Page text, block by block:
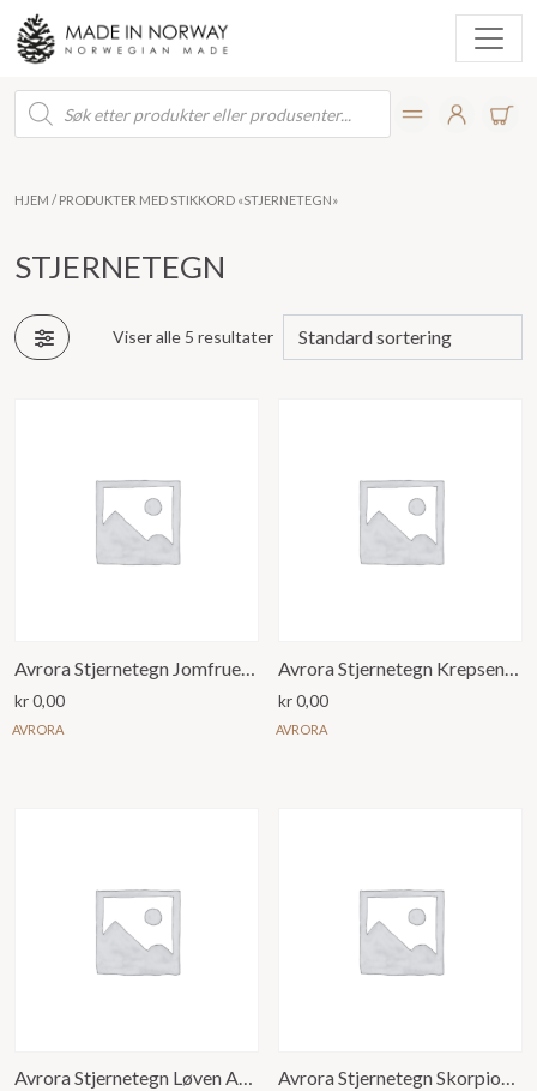
Products
search
HJEM / PRODUKTER MED STIKKORD «STJERNETEGN»
STJERNETEGN
Viser alle 5 resultater
kr0,00
AVRORA
kr0,00
AVRORA
Avrora Stjernetegn Løven Anheng Avrora Stjernetegn Skorpionen Anheng